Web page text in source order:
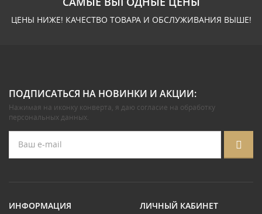
ЦЕНЫ НИЖЕ! КАЧЕСТВО ТОВАРА И ОБСЛУЖИВАНИЯ ВЫШЕ!
ПОДПИСАТЬСЯ НА НОВИНКИ И АКЦИИ:
Нажимая на иконку конверта, я даю согласие на обработку
персональных данных.
ИНФОРМАЦИЯ ЛИЧНЫЙ КАБИНЕТ